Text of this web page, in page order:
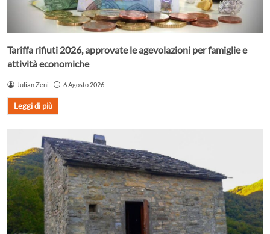
Tariffa rifiuti 2026, approvate le agevolazioni per famiglie e
attività economiche
Julian Zeni 6 Agosto 2026
Leggi di più